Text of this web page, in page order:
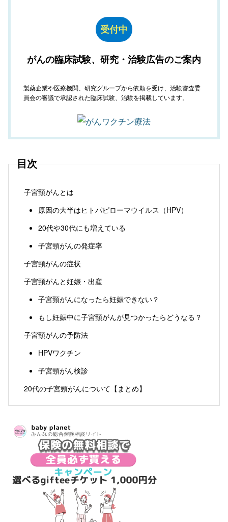
受付中
がんの臨床試験、研究・治験広告のご案内
製薬企業や医療機関、研究グループから依頼を受け、治験審査委
員会の審議で承認された臨床試験、治験を掲載しています。
目次
子宮頸がんとは
原因の大半はヒトパピローマウイルス（HPV）
20代や30代にも増えている
子宮頸がんの発症率
子宮頸がんの症状
子宮頸がんと妊娠・出産
子宮頸がんになったら妊娠できない？
もし妊娠中に子宮頸がんが見つかったらどうなる？
子宮頸がんの予防法
HPVワクチン
子宮頸がん検診
20代の子宮頸がんについて【まとめ】